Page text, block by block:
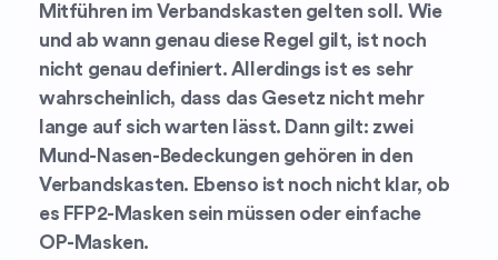
Mitführen im Verbandskasten gelten soll. Wie
und ab wann genau diese Regel gilt, ist noch
nicht genau definiert. Allerdings ist es sehr
wahrscheinlich, dass das Gesetz nicht mehr
lange auf sich warten lässt. Dann gilt: zwei
Mund-Nasen-Bedeckungen gehören in den
Verbandskasten. Ebenso ist noch nicht klar, ob
es FFP2-Masken sein müssen oder einfache
OP-Masken.